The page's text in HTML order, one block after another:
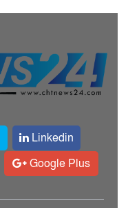
Linkedin
Google Plus